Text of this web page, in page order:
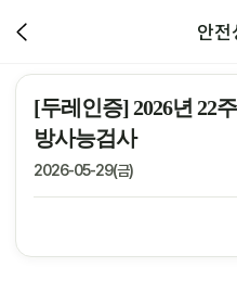
안
[두레인증] 2026년 22
방사능검사
2026-05-29(금)